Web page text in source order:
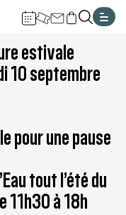
Aller
au
pied
plan
estivale
10 septembre
pour une pause
tout l’été du
11h30 à 18h